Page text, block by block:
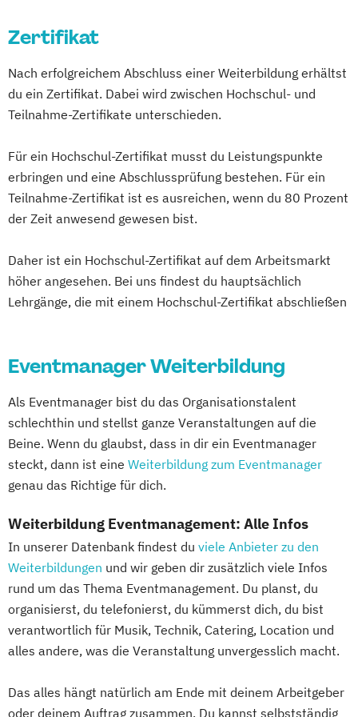
Zertifikat
Nach erfolgreichem Abschluss einer Weiterbildung erhältst
du ein Zertifikat. Dabei wird zwischen Hochschul- und
Teilnahme-Zertifikate unterschieden.
Für ein Hochschul-Zertifikat musst du Leistungspunkte
erbringen und eine Abschlussprüfung bestehen. Für ein
Teilnahme-Zertifikat ist es ausreichen, wenn du 80 Prozent
der Zeit anwesend gewesen bist.
Daher ist ein Hochschul-Zertifikat auf dem Arbeitsmarkt
höher angesehen. Bei uns findest du hauptsächlich
Lehrgänge, die mit einem Hochschul-Zertifikat abschließen
Eventmanager Weiterbildung
Als Eventmanager bist du das Organisationstalent
schlechthin und stellst ganze Veranstaltungen auf die
Beine. Wenn du glaubst, dass in dir ein Eventmanager
steckt, dann ist eine Weiterbildung zum Eventmanager
genau das Richtige für dich.
Weiterbildung Eventmanagement: Alle Infos
In unserer Datenbank findest du viele Anbieter zu den
Weiterbildungen und wir geben dir zusätzlich viele Infos
rund um das Thema Eventmanagement. Du planst, du
organisierst, du telefonierst, du kümmerst dich, du bist
verantwortlich für Musik, Technik, Catering, Location und
alles andere, was die Veranstaltung unvergesslich macht.
Das alles hängt natürlich am Ende mit deinem Arbeitgeber
oder deinem Auftrag zusammen. Du kannst selbstständig